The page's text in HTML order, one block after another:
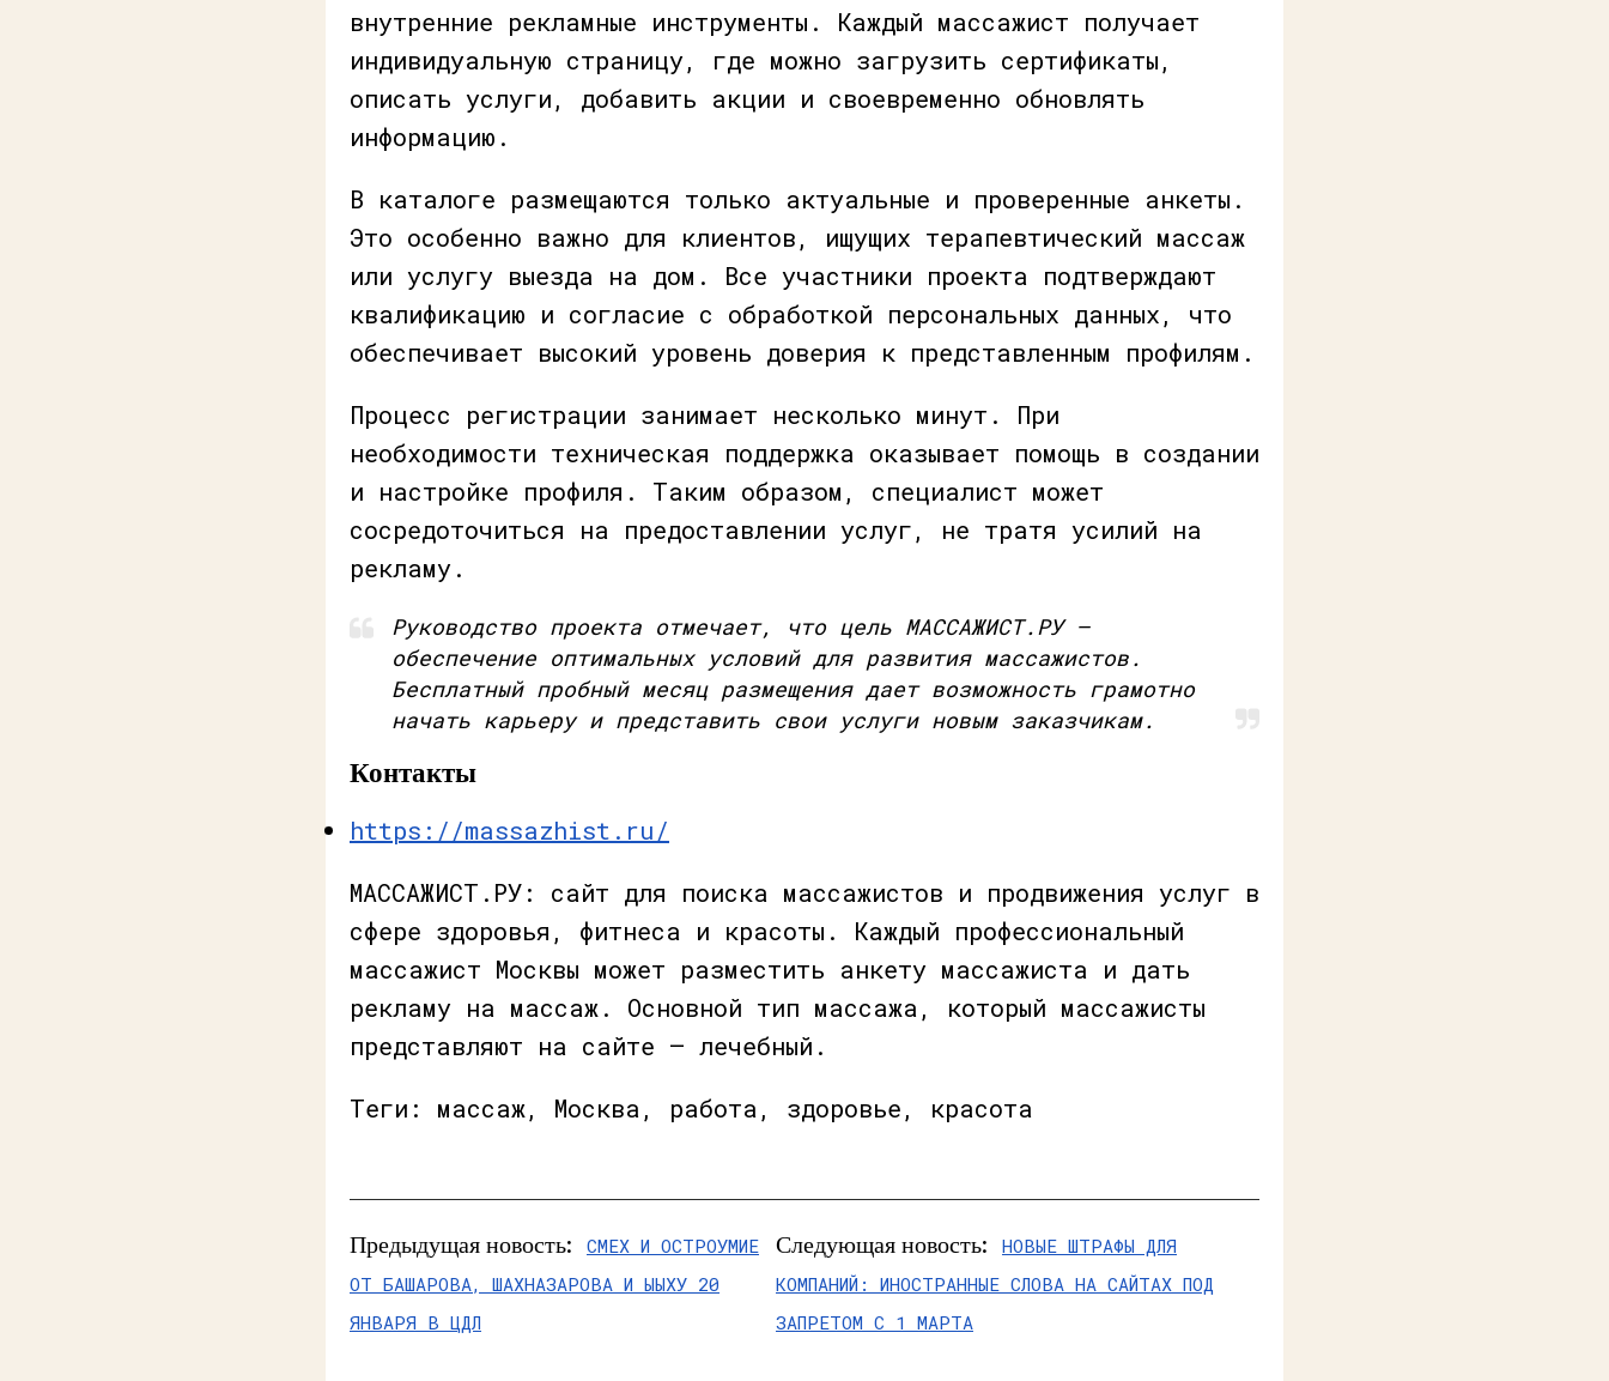
внутренние рекламные инструменты. Каждый массажист получает
индивидуальную страницу, где можно загрузить сертификаты,
описать услуги, добавить акции и своевременно обновлять
информацию.
В каталоге размещаются только актуальные и проверенные анкеты.
Это особенно важно для клиентов, ищущих терапевтический массаж
или услугу выезда на дом. Все участники проекта подтверждают
квалификацию и согласие с обработкой персональных данных, что
обеспечивает высокий уровень доверия к представленным профилям.
Процесс регистрации занимает несколько минут. При
необходимости техническая поддержка оказывает помощь в создании
и настройке профиля. Таким образом, специалист может
сосредоточиться на предоставлении услуг, не тратя усилий на
рекламу.
Руководство проекта отмечает, что цель МАССАЖИСТ.РУ —
обеспечение оптимальных условий для развития массажистов.
Бесплатный пробный месяц размещения дает возможность грамотно
начать карьеру и представить свои услуги новым заказчикам.
Контакты
https://massazhist.ru/
МАССАЖИСТ.РУ: сайт для поиска массажистов и продвижения услуг в
сфере здоровья, фитнеса и красоты. Каждый профессиональный
массажист Москвы может разместить анкету массажиста и дать
рекламу на массаж. Основной тип массажа, который массажисты
представляют на сайте — лечебный.
Теги: массаж, Москва, работа, здоровье, красота
Предыдущая новость:
СМЕХ И ОСТРОУМИЕ
ОТ БАШАРОВА, ШАХНАЗАРОВА И ЫЫХУ 20
ЯНВАРЯ В ЦДЛ
Следующая новость:
НОВЫЕ ШТРАФЫ ДЛЯ
КОМПАНИЙ: ИНОСТРАННЫЕ СЛОВА НА САЙТАХ ПОД
ЗАПРЕТОМ С 1 МАРТА